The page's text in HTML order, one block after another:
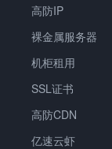
高防IP
裸金属服务器
机柜租用
SSL证书
高防CDN
亿速云虾